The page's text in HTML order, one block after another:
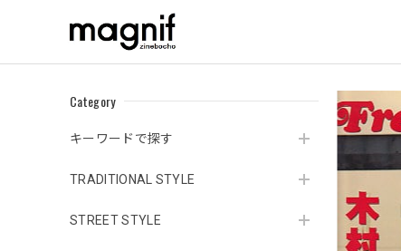
Category
キーワードで探す
TRADITIONAL STYLE
STREET STYLE